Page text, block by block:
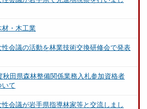
材・木工業
会議の活動を林業技術交換研修会で発表
秋田県森林整備関係業務入札参加資格者
いて
会議が岩手県指導林家等と交流しまし